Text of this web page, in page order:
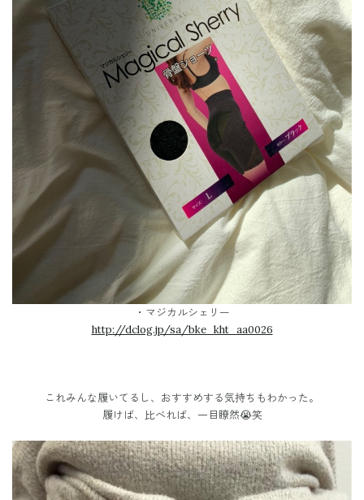
・マジカルシェリー
http://dclog.jp/sa/bke_kht_aa0026
これみんな履いてるし、おすすめする気持ちもわかった。
履けば、比べれば、一目瞭然😭笑